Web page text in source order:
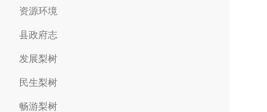
资源环境
县政府志
发展梨树
民生梨树
畅游梨树